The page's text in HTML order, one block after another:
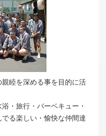
睦を深める事を目的に活
・旅行・バーベキュー・
る楽しい・愉快な仲間達